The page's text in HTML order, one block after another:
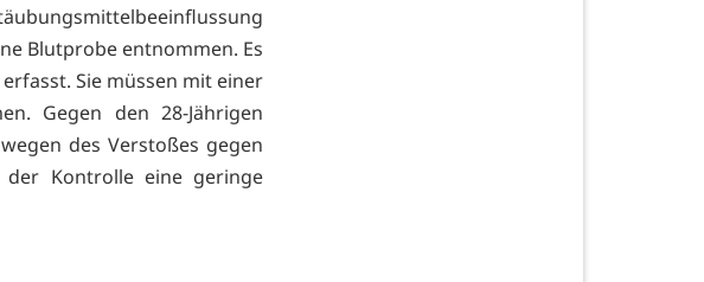
Blutprobe entnommen. Es
Sie müssen mit einer
Gegen den 28-Jährigen
des Verstoßes gegen
der Kontrolle eine geringe